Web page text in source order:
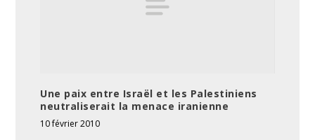
Une paix entre Israël et les Palestiniens
neutraliserait la menace iranienne
10 février 2010